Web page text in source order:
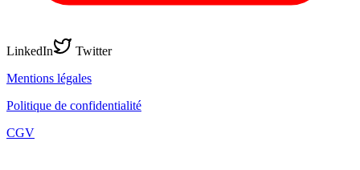
LinkedIn
Twitter
Mentions légales
Politique de confidentialité
CGV